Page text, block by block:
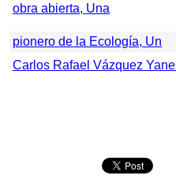
obra abierta, Una
pionero de la Ecología, Un
Carlos Rafael Vázquez